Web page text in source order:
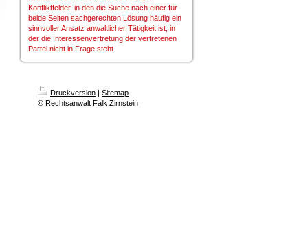
Konfliktfelder, in den die Suche nach einer für
beide Seiten sachgerechten Lösung häufig ein
sinnvoller Ansatz anwaltlicher Tätigkeit ist, in
der die Interessenvertretung der vertretenen
Partei nicht in Frage steht
Druckversion | Sitemap
© Rechtsanwalt Falk Zirnstein